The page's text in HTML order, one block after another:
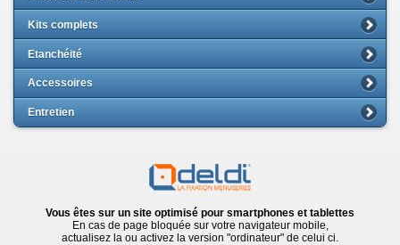
Kits complets
Etanchéité
Accessoires
Entretien
Vous êtes sur un site optimisé pour smartphones et tablettes
En cas de page bloquée sur votre navigateur mobile,
actualisez la ou activez la version "ordinateur" de celui ci.